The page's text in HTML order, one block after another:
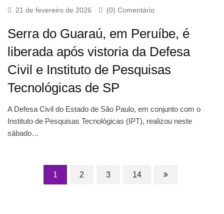
21 de fevereiro de 2026 (0) Comentário
Serra do Guaraú, em Peruíbe, é
liberada após vistoria da Defesa
Civil e Instituto de Pesquisas
Tecnológicas de SP
A Defesa Civil do Estado de São Paulo, em conjunto com o
Instituto de Pesquisas Tecnológicas (IPT), realizou neste
sábado…
1 2 3 14